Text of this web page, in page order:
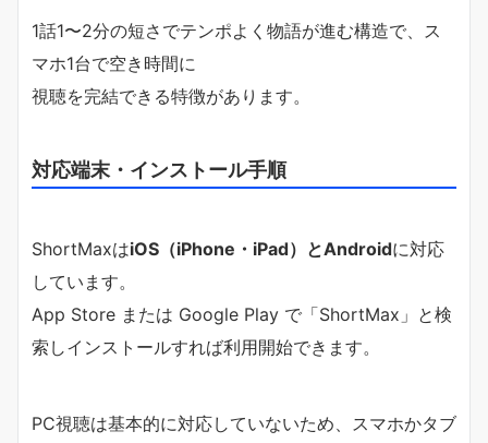
1話1〜2分の短さでテンポよく物語が進む構造で、ス
マホ1台で空き時間に
視聴を完結できる特徴があります。
対応端末・インストール手順
ShortMaxはiOS（iPhone・iPad）とAndroidに対応
しています。
App Store または Google Play で「ShortMax」と検
索しインストールすれば利用開始できます。
PC視聴は基本的に対応していないため、スマホかタブ